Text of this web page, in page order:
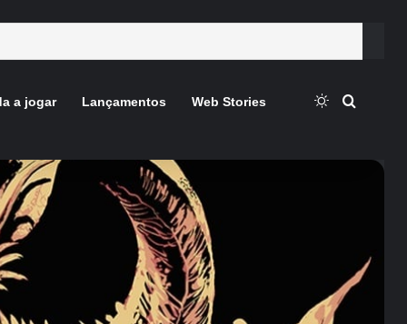
a jogar Lançamentos Web Stories Switch skin